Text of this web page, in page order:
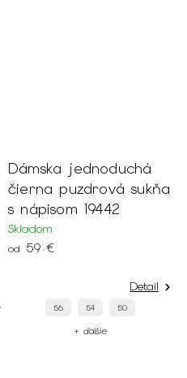
Dámska jednoduchá
čierna puzdrová sukňa
s nápisom 19442
Skladom
od 59 €
Detail
56 54 50
+ ďalšie